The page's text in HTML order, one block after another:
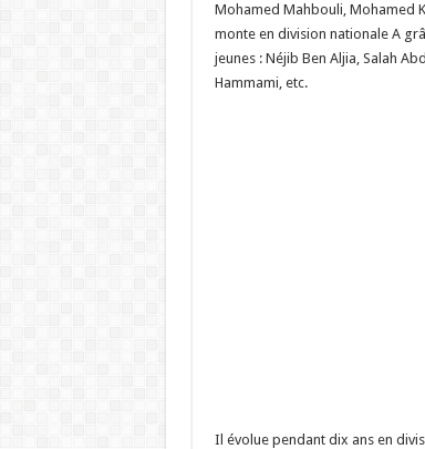
Mohamed Mahbouli, Mohamed
monte en division nationale A
jeunes : Néjib Ben Aljia, Salah
Hammami, etc.
Il évolue pendant dix ans en